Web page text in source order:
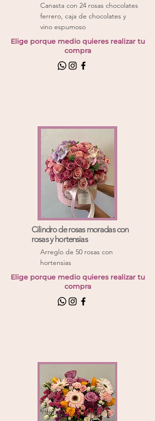
Canasta con 24 rosas chocolates
ferrero, caja de chocolates y
vino espumoso
Elige porque medio quieres realizar tu
compra
Cilindro de rosas moradas con
rosas y hortensias
Arreglo de 50 rosas con
hortensias
Elige porque medio quieres realizar tu
compra